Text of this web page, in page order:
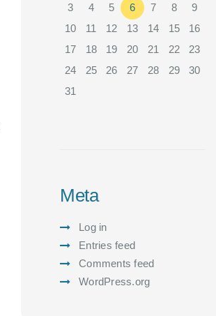
3
4 5 6 7 8
9
10
11 12 13 14 15
16
17
18 19 20 21 22
23
24
25 26 27 28 29
30
31
Meta
Log in
Entries feed
Comments feed
WordPress.org